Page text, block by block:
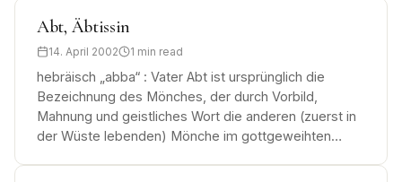
Abt, Äbtissin
14. April 2002 1 min read
hebräisch „abba“ : Vater Abt ist ursprünglich die
Bezeichnung des Mönches, der durch Vorbild,
Mahnung und geistliches Wort die anderen (zuerst in
der Wüste lebenden) Mönche im gottgeweihten…